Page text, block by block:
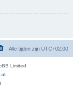
Alle tijden zijn UTC+02:00
Limited